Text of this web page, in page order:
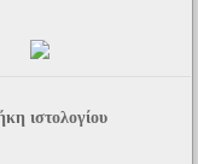
ιστολογίου